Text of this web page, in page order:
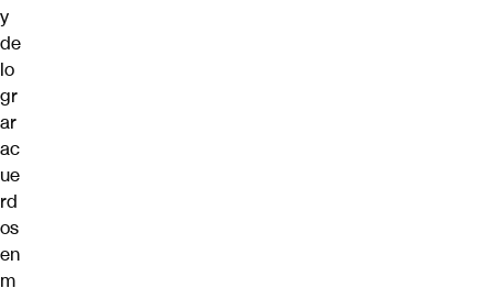
y
de
lo
gr
ar
ac
ue
rd
os
en
m